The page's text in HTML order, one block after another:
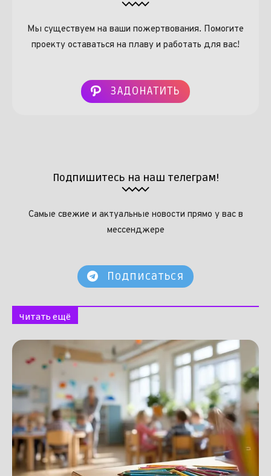
Мы существуем на ваши пожертвования. Помогите
проекту оставаться на плаву и работать для вас!
ЗАДОНАТИТЬ
Подпишитесь на наш телеграм!
Самые свежие и актуальные новости прямо у вас в
мессенджере
Подписаться
Читать ещё